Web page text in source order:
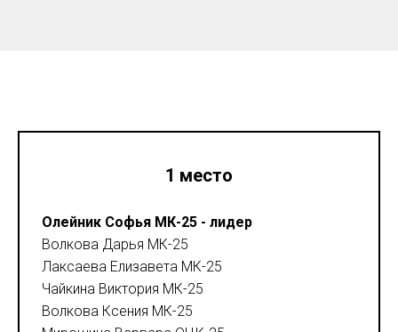
1 место
Олейник Софья МК-25 - лидер
Волкова Дарья МК-25
Лаксаева Елизавета МК-25
Чайкина Виктория МК-25
Волкова Ксения МК-25